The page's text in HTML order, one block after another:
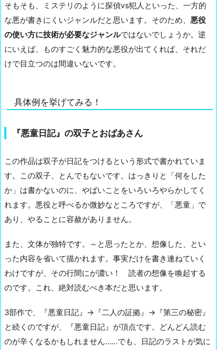
そもそも、ミステリのように探偵vs犯人といった、一方的
な悪が書きにくいジャンルだと思います。そのため、 悪役
の使い方に技術が必要なジャンルではないでしょうか。逆
にいえば、ものすごく魅力的な悪役が出てくれば、それだ
けで目立つのは間違いないです。
具体例を挙げてみる！
『悪童日記』の双子とおばあさん
この作品は双子が日記をつけるという形式で書かれていま
す。この双子、とんでもないです。はっきりと「何をした
か」は書かないのに、やばいことをいろいろやらかしてく
れます。悪役と呼べるか微妙なところですが、「悪童」で
あり、やることに容赦がありません。
また、文体が独特です。～と思ったとか、想像した、とい
った内容を省いて描かれます。事実だけを書き連ねていく
わけですが、その行間にが濃い！ 読者の想像を喚起する
のです。これ、絶対読むべき本だと思います。
3部作で、『悪童日記』→『二人の証拠』→『第三の秘密』
と続くのですが、『悪童日記』が頂点です。どんどん読む
のが辛くなるかもしれません……でも、日記のラストが気に